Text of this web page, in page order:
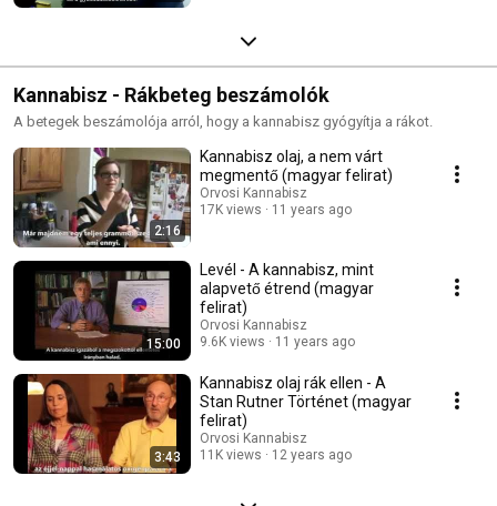
Kannabisz - Rákbeteg beszámolók
A betegek beszámolója arról, hogy a kannabisz gyógyítja a rákot.
2:16
Kannabisz olaj, a nem várt
megmentő (magyar felirat)
Orvosi Kannabisz
17K views
11 years ago
15:00
Levél - A kannabisz, mint
alapvető étrend (magyar
felirat)
Orvosi Kannabisz
9.6K views
11 years ago
3:43
Kannabisz olaj rák ellen - A
Stan Rutner Történet (magyar
felirat)
Orvosi Kannabisz
11K views
12 years ago